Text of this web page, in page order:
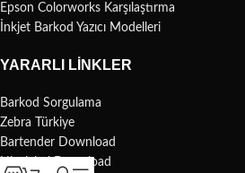
Epson Colorworks Karşılaştırma
İnkjet Barkod Yazıcı Modelleri
YARARLI LINKLER
Barkod Sorgulama
Zebra Türkiye
Bartender Download
Nicelabel Download